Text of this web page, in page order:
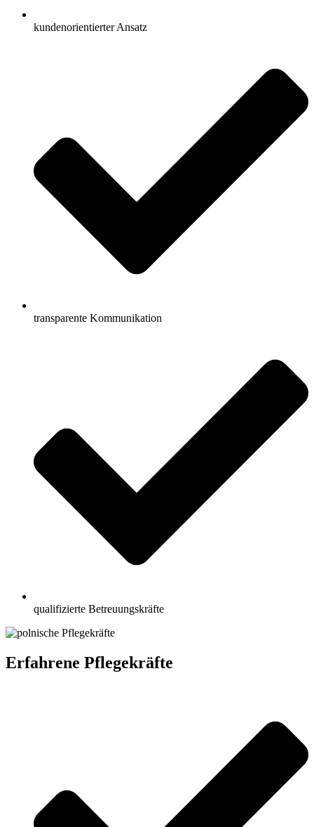
kundenorientierter Ansatz
transparente Kommunikation
qualifizierte Betreuungskräfte
Erfahrene Pflegekräfte